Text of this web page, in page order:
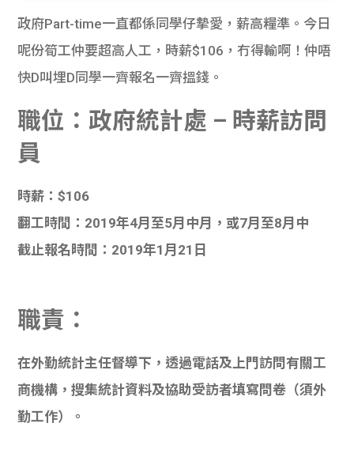
政府Part-time一直都係同學仔摯愛，薪高糧準。今日
呢份筍工仲要超高人工，時薪$106，冇得輸啊！仲唔
快D叫埋D同學一齊報名一齊搵錢。
職位：政府統計處 – 時薪訪問
員
時薪：$106
翻工時間：2019年4月至5月中月，或7月至8月中
截止報名時間：2019年1月21日
職責：
在外勤統計主任督導下，透過電話及上門訪問有關工
商機構，搜集統計資料及協助受訪者填寫問卷（須外
勤工作）。